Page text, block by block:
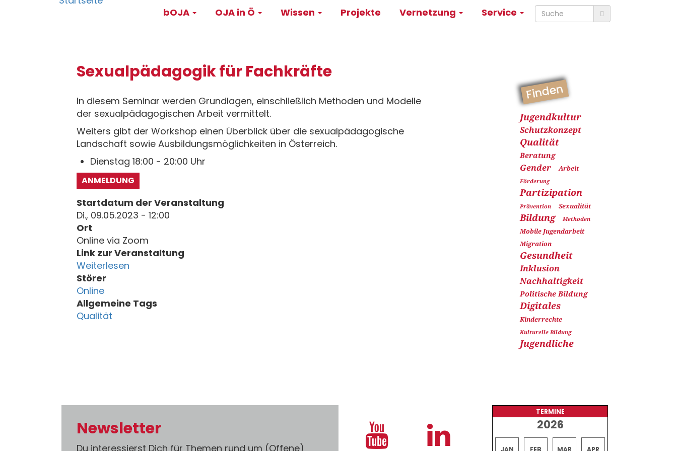
Main
bOJA OJA in Ö Wissen Projekte Vernetzung Service
Sexualpädagogik für Fachkräfte
In diesem Seminar werden Grundlagen, einschließlich Methoden und Modelle
der sexualpädagogischen Arbeit vermittelt.
Weiters gibt der Workshop einen Überblick über die sexualpädagogische
Landschaft sowie Ausbildungsmöglichkeiten in Österreich.
Dienstag 18:00 - 20:00 Uhr
ANMELDUNG
Startdatum der Veranstaltung
Di., 09.05.2023 - 12:00
Ort
Online via Zoom
Link zur Veranstaltung
Weiterlesen
Störer
Online
Allgemeine Tags
Qualität
Finden
Jugendkultur
Schutzkonzept
Qualität
Beratung
Gender Arbeit
Förderung
Partizipation
Prävention Sexualität
Bildung Methoden
Mobile Jugendarbeit
Migration
Gesundheit
Inklusion
Nachhaltigkeit
Politische Bildung
Digitales
Kinderrechte
Kulturelle Bildung
Jugendliche
Newsletter
Du interessierst Dich für Themen rund um (Offene)
TERMINE
2026
JAN FEB MAR APR